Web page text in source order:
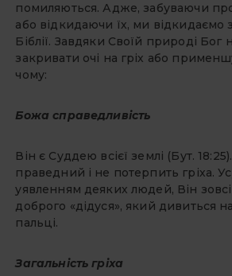
помиляються. Адже, забуваючи про
або відкидаючи їх, ми відкидаємо
Біблії. Завдяки Своїй природі Бог
закривати очі на гріх або
чому:
Божа справедливість
Він є Суддею всієї землі (Бут.
праведний і не потерпить гріха.
уявленням деяких людей, Він
доброго «дідуся», який дивиться на
пальці.
Загальність гріха